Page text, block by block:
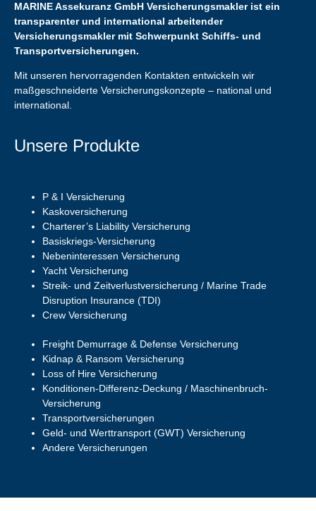
MARINE Assekuranz GmbH Versicherungsmakler ist ein
transparenter und international arbeitender
Versicherungsmakler mit Schwerpunkt Schiffs- und
Transportversicherungen.
Mit unseren hervorragenden Kontakten entwickeln wir
maßgeschneiderte Versicherungskonzepte – national und
international.
Unsere Produkte
P & I Versicherung
Kaskoversicherung
Charterer’s Liability Versicherung
Basiskriegs-Versicherung
Nebeninteressen Versicherung
Yacht Versicherung
Streik- und Zeitverlustversicherung / Marine Trade
Disruption Insurance (TDI)
Crew Versicherung
Freight Demurrage & Defense Versicherung
Kidnap & Ransom Versicherung
Loss of Hire Versicherung
Konditionen-Differenz-Deckung / Maschinenbruch-
Versicherung
Transportversicherungen
Geld- und Werttransport (GWT) Versicherung
Andere Versicherungen